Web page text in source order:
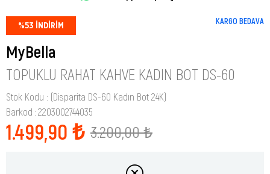
%53 İNDIRIM KARGO BEDAVA
MyBella
TOPUKLU RAHAT KAHVE KADIN BOT DS-60
Stok Kodu
(Disparita DS-60 Kadın Bot 24K)
Barkod : 2203002744035
3.200,00 ₺
1.499,90 ₺